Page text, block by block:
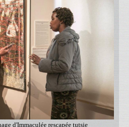
d'Immaculée rescapée tutsie